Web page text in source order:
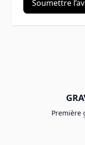
Soumettre
Première